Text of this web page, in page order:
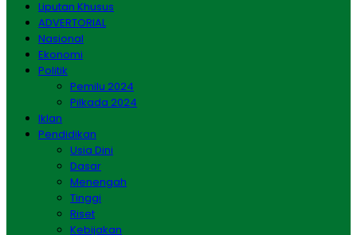
Liputan Khusus
ADVERTORIAL
Nasional
Ekonomi
Politik
Pemilu 2024
Pilkada 2024
Iklan
Pendidikan
Usia Dini
Dasar
Menengah
Tinggi
Riset
Kebijakan